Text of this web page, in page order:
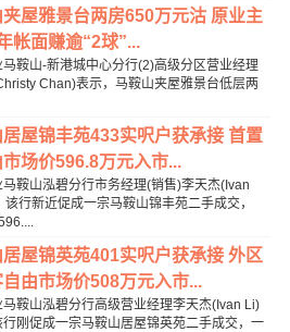
夹屋雅景台两房650万元沽 原业主
帐面赚逾“2球”...
鞍山-新港城中心分行(2)高级分区营业经理
Chan)表示，马鞍山夹屋雅景台低层两
居屋锦丰苑433实呎户获承接 首置
场价596.8万元入市...
鞍山泓碧分行市务经理(销售)李天杰(Ivan
该行新近促成一宗马鞍山锦丰苑二手成交，
居屋锦英苑401实呎户获承接 外区
自由市场价508万元入市...
马鞍山泓碧分行高级营业经理李天杰(Ivan Li)
刚促成一宗马鞍山居屋锦英苑二手成交，一